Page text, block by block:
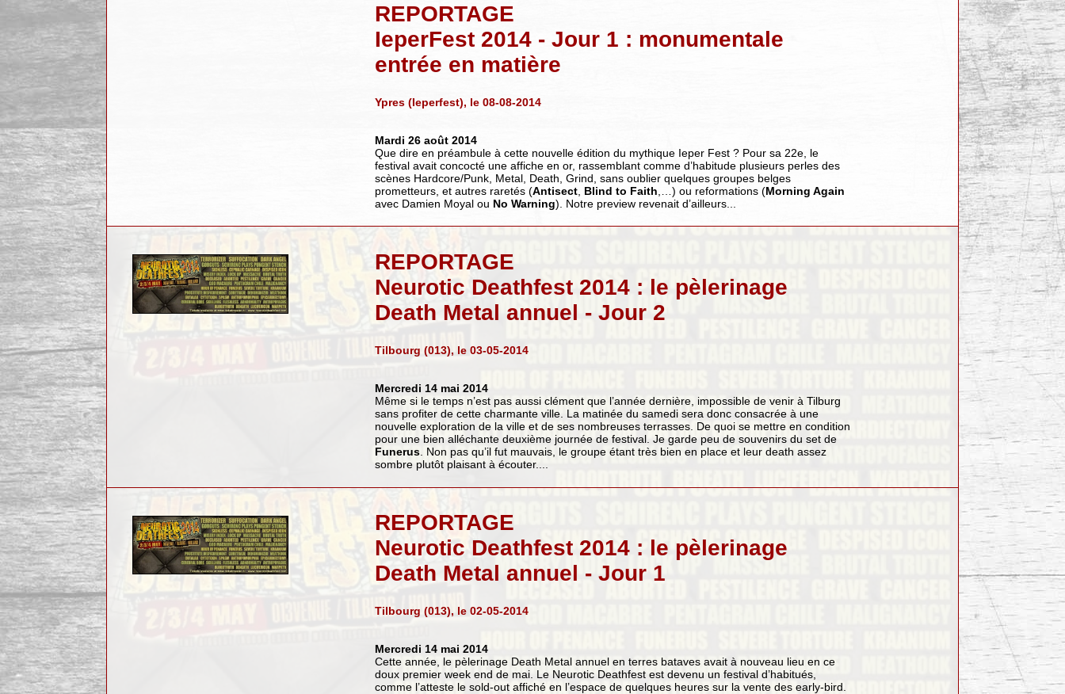
REPORTAGE
IeperFest 2014 - Jour 1 : monumentale
entrée en matière
Ypres (Ieperfest), le 08-08-2014
Mardi 26 août 2014
Que dire en préambule à cette nouvelle édition du mythique Ieper Fest ? Pour sa 22e, le
festival avait concocté une affiche en or, rassemblant comme d’habitude plusieurs perles des
scènes Hardcore/Punk, Metal, Death, Grind, sans oublier quelques groupes belges
prometteurs, et autres raretés (Antisect, Blind to Faith ,…) ou reformations (Morning Again
avec Damien Moyal ou No Warning). Notre preview revenait d’ailleurs...
REPORTAGE
Neurotic Deathfest 2014 : le pèlerinage
Death Metal annuel - Jour 2
Tilbourg (013), le 03-05-2014
Mercredi 14 mai 2014
Même si le temps n’est pas aussi clément que l’année dernière, impossible de venir à Tilburg
sans profiter de cette charmante ville. La matinée du samedi sera donc consacrée à une
nouvelle exploration de la ville et de ses nombreuses terrasses. De quoi se mettre en condition
pour une bien alléchante deuxième journée de festival. Je garde peu de souvenirs du set de
Funerus. Non pas qu’il fut mauvais, le groupe étant très bien en place et leur death assez
sombre plutôt plaisant à écouter....
REPORTAGE
Neurotic Deathfest 2014 : le pèlerinage
Death Metal annuel - Jour 1
Tilbourg (013), le 02-05-2014
Mercredi 14 mai 2014
Cette année, le pèlerinage Death Metal annuel en terres bataves avait à nouveau lieu en ce
doux premier week end de mai. Le Neurotic Deathfest est devenu un festival d’habitués,
comme l’atteste le sold-out affiché en l’espace de quelques heures sur la vente des early-bird.